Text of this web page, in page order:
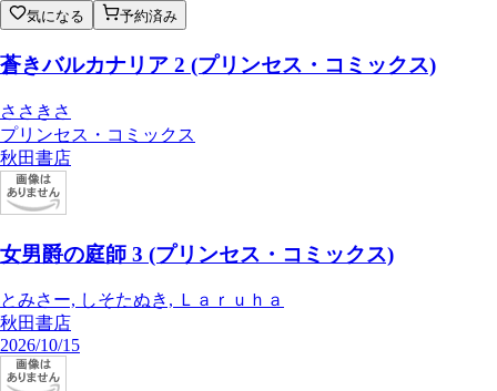
気になる 予約済み
蒼きバルカナリア 2 (プリンセス・コミックス)
ささきさ
プリンセス・コミックス
秋田書店
女男爵の庭師 3 (プリンセス・コミックス)
とみさー, しそたぬき, Ｌａｒｕｈａ
秋田書店
2026/10/15